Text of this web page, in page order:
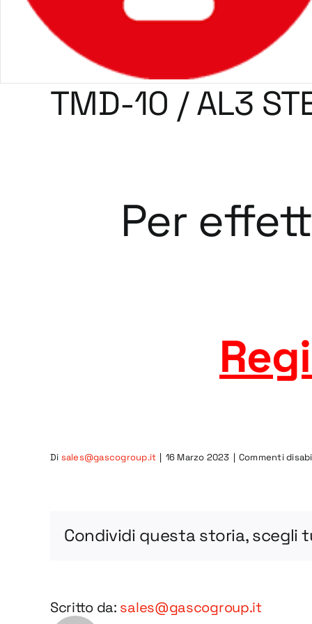
TMD-10 / AL3
Per
Di sales@gascogroup.it | 16 Marzo 2023 | Commenti
Condividi questa storia, scegli
Scritto da: sales@gascogroup.it